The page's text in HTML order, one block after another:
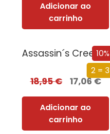
Adicionar ao
carrinho
10%
2 = 3
Assassin´s Creed – Irmandade
18,95€ 17,06€
Adicionar ao
carrinho